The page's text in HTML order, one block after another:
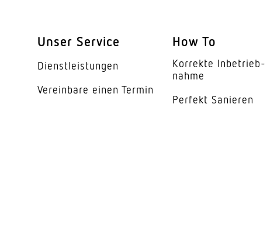
segmentweise
Elektronische
Mechanische
Unser Service
Dienst­leis­tungen
Vereinbare einen Termin
How To
Korrekte Inbe­trieb­
nahme
Perfekt Sanieren